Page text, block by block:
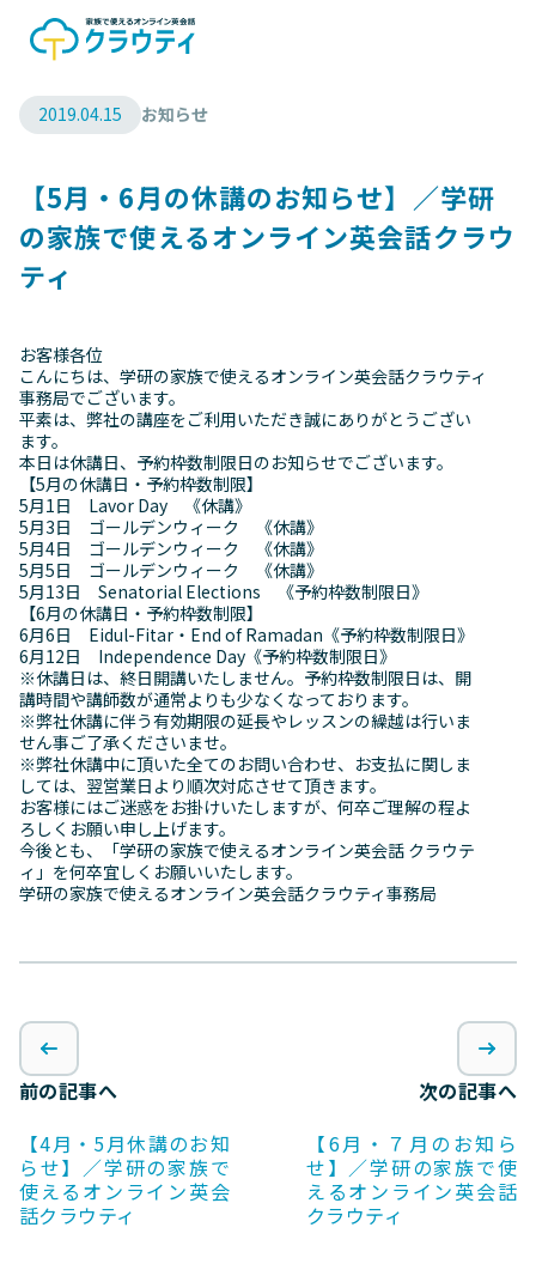
2019.04.15 お知らせ
【5月・6月の休講のお知らせ】／学研
の家族で使えるオンライン英会話クラウ
ティ
お客様各位
こんにちは、学研の家族で使えるオンライン英会話クラウティ
事務局でございます。
平素は、弊社の講座をご利用いただき誠にありがとうござい
ます。
本日は休講日、予約枠数制限日のお知らせでございます。
【5月の休講日・予約枠数制限】
5月1日 Lavor Day 《休講》
5月3日 ゴールデンウィーク 《休講》
5月4日 ゴールデンウィーク 《休講》
5月5日 ゴールデンウィーク 《休講》
5月13日 Senatorial Elections 《予約枠数制限日》
【6月の休講日・予約枠数制限】
6月6日 Eidul-Fitar・End of Ramadan《予約枠数制限日》
6月12日 Independence Day《予約枠数制限日》
※休講日は、終日開講いたしません。予約枠数制限日は、開
講時間や講師数が通常よりも少なくなっております。
※弊社休講に伴う有効期限の延長やレッスンの繰越は行いま
せん事ご了承くださいませ。
※弊社休講中に頂いた全てのお問い合わせ、お支払に関しま
しては、翌営業日より順次対応させて頂きます。
お客様にはご迷惑をお掛けいたしますが、何卒ご理解の程よ
ろしくお願い申し上げます。
今後とも、「学研の家族で使えるオンライン英会話 クラウテ
ィ」を何卒宜しくお願いいたします。
学研の家族で使えるオンライン英会話クラウティ事務局
前の記事へ
【4月・5月休講のお知
らせ】／学研の家族で
使えるオンライン英会
話クラウティ
次の記事へ
【6月・７月のお知ら
せ】／学研の家族で使
えるオンライン英会話
クラウティ